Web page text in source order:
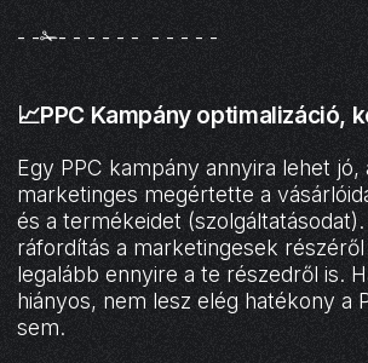
- -✁- - - - - - - - - - -
📈PPC Kampány optimalizáció,
Egy PPC kampány annyira lehet jó,
marketinges megértette a
és a termékeidet (szolgáltatásodat).
ráfordítás a marketingesek részéről
legalább ennyire a te részedről is.
hiányos, nem lesz elég hatékony a
sem.